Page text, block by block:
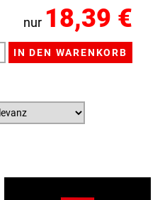
nur 18,39 €